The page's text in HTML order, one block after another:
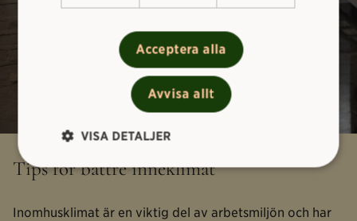
Tips för bättre inneklimat
Inomhusklimat är en viktig del av arbetsmiljön och har
Acceptera alla
Avvisa allt
VISA DETALJER